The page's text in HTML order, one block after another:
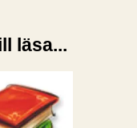
läsa...